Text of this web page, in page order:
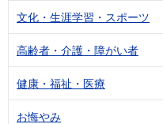
文化・生涯学習・スポーツ
高齢者・介護・障がい者
健康・福祉・医療
お悔やみ